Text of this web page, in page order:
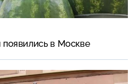
в Москве